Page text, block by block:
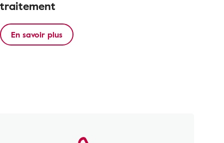
traitement
En savoir plus